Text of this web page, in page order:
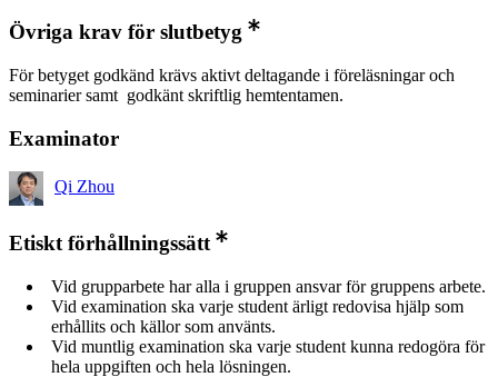
Övriga krav för slutbetyg
För betyget godkänd krävs aktivt deltagande i föreläsningar och
seminarier samt godkänt skriftlig hemtentamen.
Examinator
Qi Zhou
Etiskt förhållningssätt
Vid grupparbete har alla i gruppen ansvar för gruppens arbete.
Vid examination ska varje student ärligt redovisa hjälp som
erhållits och källor som använts.
Vid muntlig examination ska varje student kunna redogöra för
hela uppgiften och hela lösningen.